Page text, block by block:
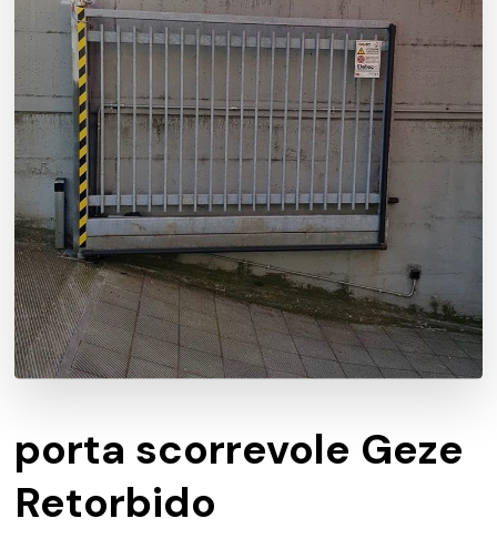
porta scorrevole Geze
Retorbido